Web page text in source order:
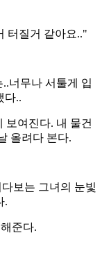
터질거 같아요.."
너무나 서툴게 입
다..
보여진다. 내 물건
올려다 본다.
보는 그녀의 눈빛
.
준다.